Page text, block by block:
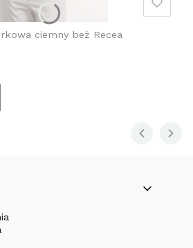
ciemny beż Recea